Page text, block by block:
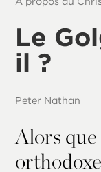
Le
il ?
Peter Nathan
Alors que